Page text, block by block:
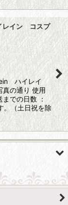
イン コスプ
ハイレイ
の通り 使用
までの日数 ：
。（土日祝を除